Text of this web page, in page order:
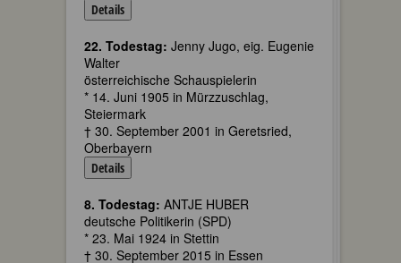
Details
22. Todestag: Jenny Jugo, eig. Eugenie
Walter
österreichische Schauspielerin
* 14. Juni 1905 in Mürzzuschlag,
Steiermark
† 30. September 2001 in Geretsried,
Oberbayern
Details
8. Todestag: ANTJE HUBER
deutsche Politikerin (SPD)
* 23. Mai 1924 in Stettin
† 30. September 2015 in Essen